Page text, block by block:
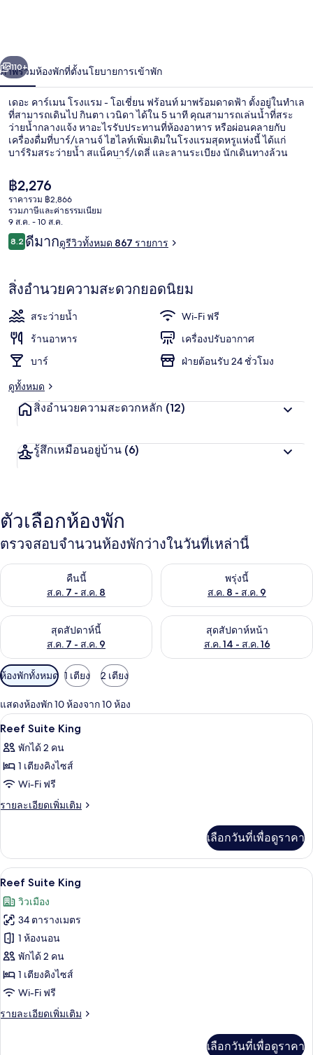
-
โอ
เชี่ยน
ฟร้อนท์
า
ถัดไป
110+
ภาพรวมห้องพักที่ตั้งนโยบายการเข้าพัก
เดอะ คาร์เมน โรงแรม - โอเชี่ยน ฟร้อนท์ มาพร้อมดาดฟ้า ตั้งอยู่ในทำเล
ที่สามารถเดินไป กินตา เวนิดา ได้ใน 5 นาที คุณสามารถเล่นน้ำที่สระ
ว่ายน้ำกลางแจ้ง หาอะไรรับประทานที่ห้องอาหาร หรือผ่อนคลายกับ
เครื่องดื่มที่บาร์/เลานจ์ ไฮไลท์เพิ่มเติมในโรงแรมสุดหรูแห่งนี้ ได้แก่
บาร์ริมสระว่ายน้ำ สแน็คบาร์/เดลี่ และลานระเบียง นักเดินทางล้วน
ราคา
ปัจจุบัน
฿2,276
฿2,276
ราคารวม ฿2,866
รวมภาษีและค่าธรรมเนียม
9 ส.ค. - 10 ส.ค.
รีวิว
8.28.2 จาก 10
ดีมากดูรีวิวทั้งหมด 867 รายการ
สิ่งอำนวยความสะดวกยอดนิยม
สระว่ายน้ำ
Wi-Fi ฟรี
ร้านอาหาร
เครื่องปรับอากาศ
บาร์
ฝ่ายต้อนรับ 24 ชั่วโมง
ดูทั้งหมด
สิ่งอำนวยความสะดวกหลัก (12)
รู้สึกเหมือนอยู่บ้าน (6)
ตัวเลือกห้องพัก
ตรวจสอบจำนวนห้องพักว่างในวันที่เหล่านี้
คืนนี้
ส.ค. 7 - ส.ค. 8
ตรวจสอบจำนวนห้องพักว่างในคืนนี้ ส.ค. 7 - ส.ค. 8พรุ่งนี้
ส.ค. 8 - ส.ค. 9
ตรวจสอบจำนวนห้องพักว่างใน
สุดสัปดาห์นี้
ส.ค. 7 - ส.ค. 9
ตรวจสอบจำนวนห้องพักว่างในสุดสัปดาห์นี้ ส.ค. 7 - ส.ค. 9
สุดสัปดาห์หน้า
ส.ค. 14 - ส.ค. 16
ตรวจสอบจำนวนห้องพักว่างใน
ตัว
กรอง
ที่
มี
ให้
สำหรับ
ห้อง
ห้องพักทั้งหมด 1 เตียง 2 เตียง
แสดงห้องพัก 10 ห้องจาก 10 ห้อง
เปิด
ภาพถ่าย
ทั้งหมด
ของ
Reef
เครื่องนอนระดับพรีเมียม, ตู้นิรภัยในห้
7
Reef Suite King
พักได้ 2 คน
1 เตียงคิงไซส์
Wi-Fi ฟรี
รายละเอียดเพิ่มเติม
ราย
เกี่ยว
กับ
Reef
King
เลือกวันที่เพื่อดูราคา
เปิด
ภาพถ่าย
ทั้งหมด
ของ
Reef
Suite
King
เครื่องนอนระดับพรีเมียม, ตู้นิรภัยในห้
15
Reef Suite King
วิวเมือง
34 ตารางเมตร
1 ห้องนอน
พักได้ 2 คน
1 เตียงคิงไซส์
Wi-Fi ฟรี
รายละเอียดเพิ่มเติม
ราย
เลือกวันที่เพื่อดูราคา